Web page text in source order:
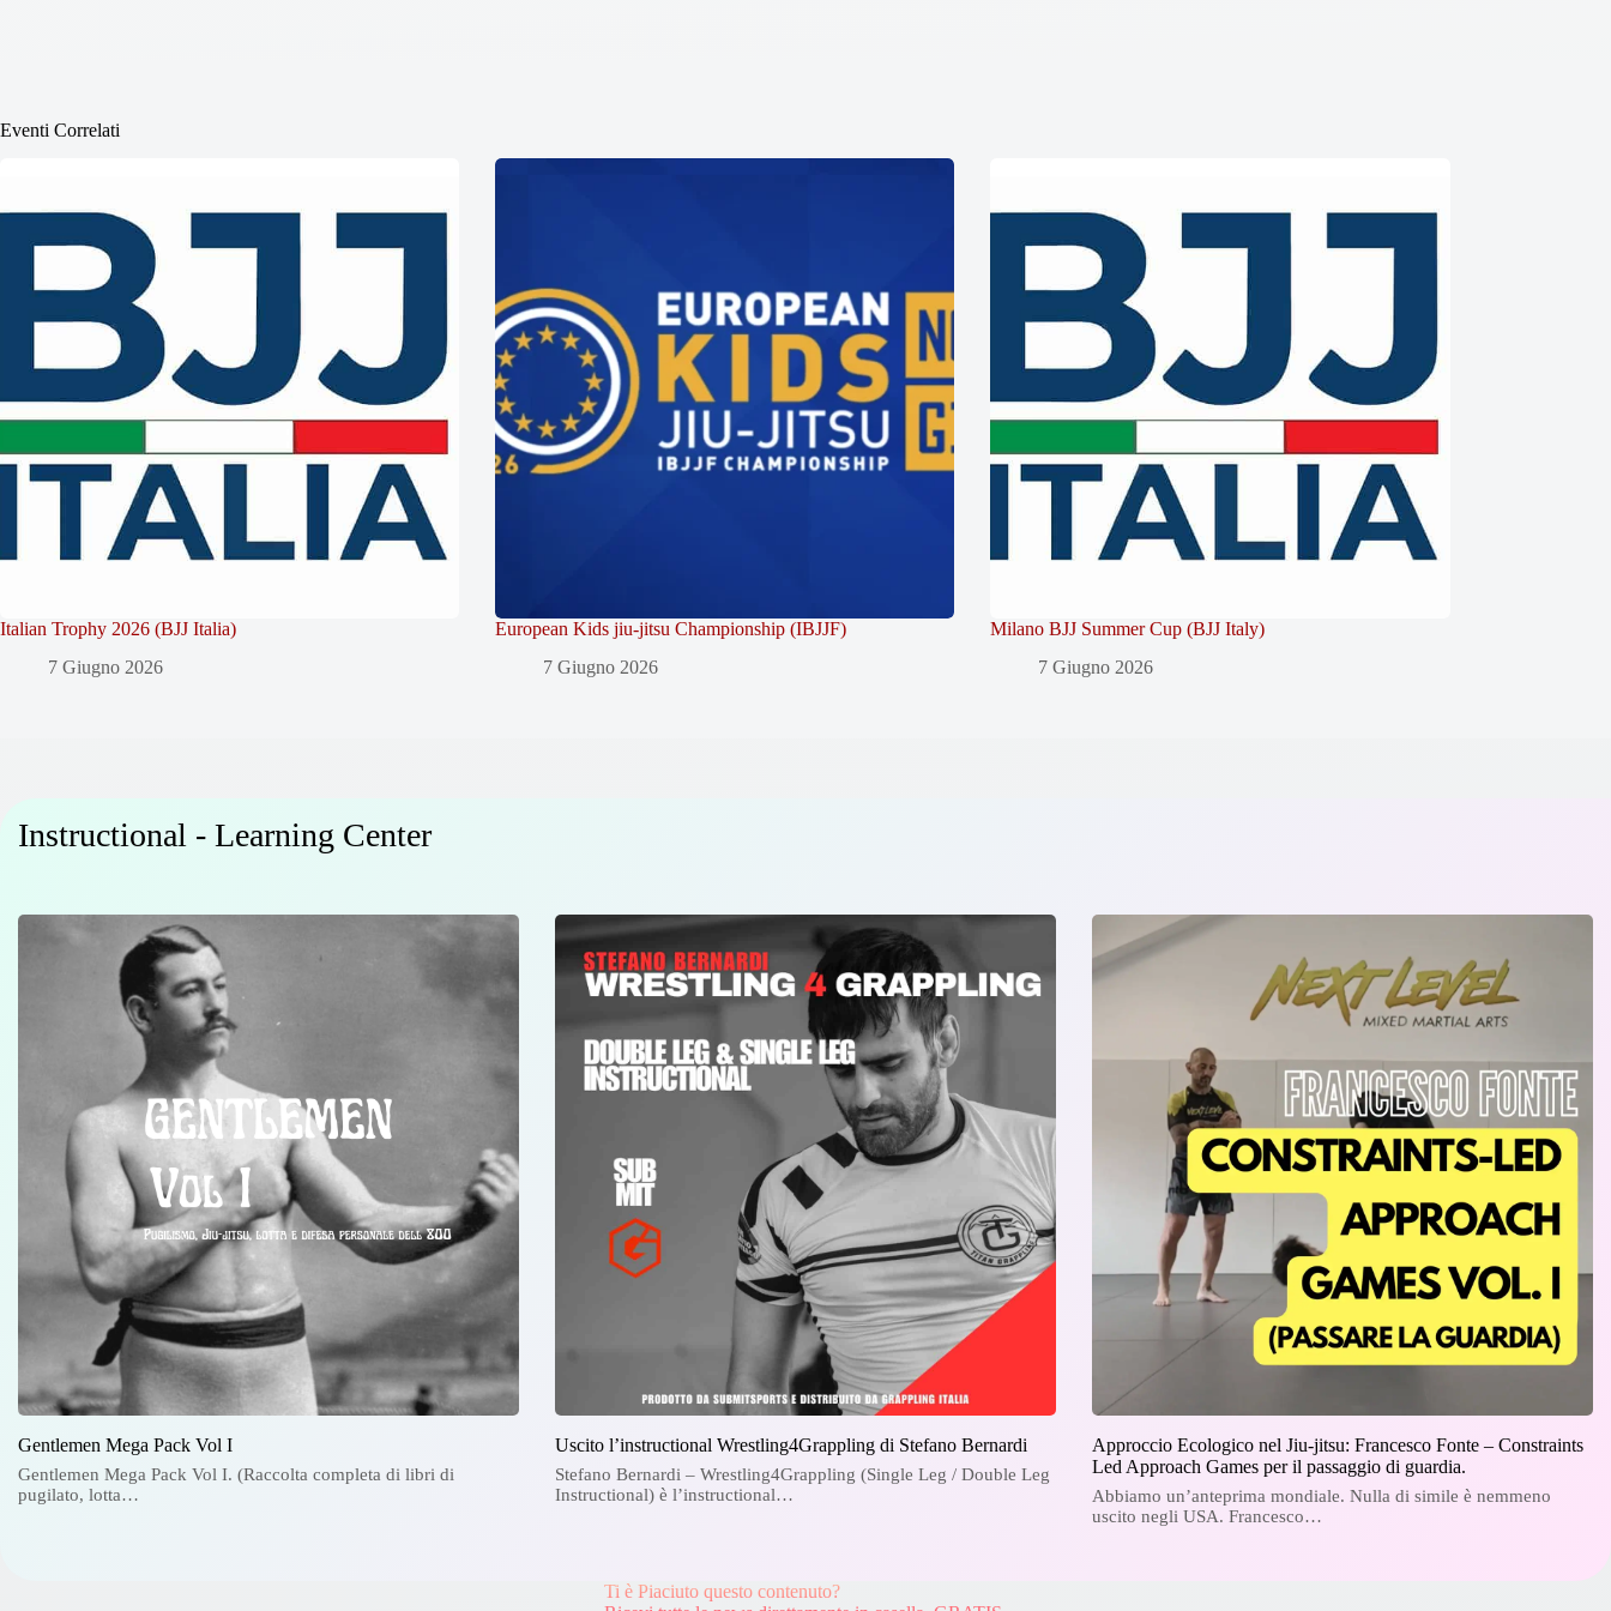
Eventi Correlati
Italian Trophy 2026 (BJJ Italia)
7 Giugno 2026
European Kids jiu-jitsu Championship (IBJJF)
7 Giugno 2026
Milano BJJ Summer Cup (BJJ Italy)
7 Giugno 2026
Instructional - Learning Center
Gentlemen Mega Pack Vol I
Gentlemen Mega Pack Vol I. (Raccolta completa di libri di
pugilato, lotta…
Uscito l’instructional Wrestling4Grappling di Stefano Bernardi
Stefano Bernardi – Wrestling4Grappling (Single Leg / Double Leg
Instructional) è l’instructional…
Approccio Ecologico nel Jiu-jitsu: Francesco Fonte – Constraints
Led Approach Games per il passaggio di guardia.
Abbiamo un’anteprima mondiale. Nulla di simile è nemmeno
uscito negli USA. Francesco…
Ti è Piaciuto questo contenuto?